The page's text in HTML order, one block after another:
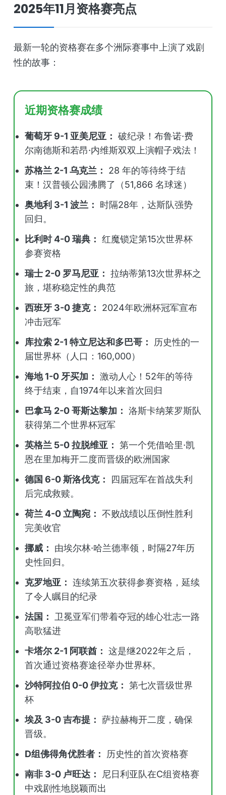
2025年11月资格赛亮点
最新一轮的资格赛在多个洲际赛事中上演了戏剧
性的故事：
近期资格赛成绩
葡萄牙 9-1 亚美尼亚： 破纪录！布鲁诺·费
尔南德斯和若昂·内维斯双双上演帽子戏法！
苏格兰 2-1 乌克兰：
28 年的等待终于结
束！汉普顿公园沸腾了（51,866 名球迷）
奥地利 3-1 波兰：
时隔28年，达斯队强势
回归。
比利时 4-0 瑞典： 红魔锁定第15次世界杯
参赛资格
瑞士 2-0 罗马尼亚： 拉纳蒂第13次世界杯之
旅，堪称稳定性的典范
西班牙 3-0 捷克：
2024年欧洲杯冠军宣布
冲击冠军
库拉索 2-1 特立尼达和多巴哥：
历史性的一
届世界杯（人口：160,000）
海地 1-0 牙买加： 激动人心！52年的等待
终于结束，自1974年以来首次回归
巴拿马 2-0 哥斯达黎加： 洛斯卡纳莱罗斯队
获得第二个世界杯冠军
英格兰 5-0 拉脱维亚： 第一个凭借哈里·凯
恩在里加梅开二度而晋级的欧洲国家
德国 6-0 斯洛伐克：
四届冠军在首战失利
后完成救赎。
荷兰 4-0 立陶宛： 不败战绩以压倒性胜利
完美收官
挪威：
由埃尔林·哈兰德率领，时隔27年历
史性回归。
克罗地亚： 连续第五次获得参赛资格，延续
了令人瞩目的纪录
法国：
卫冕亚军们带着夺冠的雄心壮志一路
高歌猛进
卡塔尔 2-1 阿联酋： 这是继2022年之后，
首次通过资格赛途径举办世界杯。
沙特阿拉伯 0-0 伊拉克： 第七次晋级世界
杯
埃及 3-0 吉布提： 萨拉赫梅开二度，确保
晋级。
D组佛得角优胜者：
历史性的首次资格赛
南非 3-0 卢旺达：
尼日利亚队在C组资格赛
中戏剧性地脱颖而出